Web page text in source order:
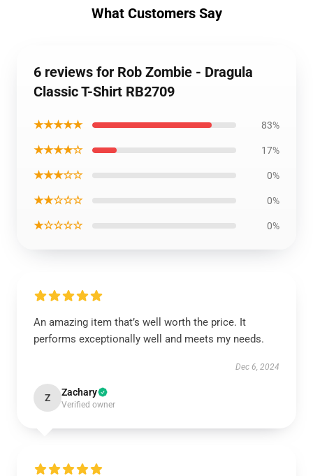
What Customers Say
6 reviews for Rob Zombie - Dragula
Classic T-Shirt RB2709
★★★★★ 83%
★★★★☆ 17%
★★★☆☆ 0%
★★☆☆☆ 0%
★☆☆☆☆ 0%
An amazing item that’s well worth the price. It
performs exceptionally well and meets my needs.
Dec 6, 2024
Z Zachary
Verified owner